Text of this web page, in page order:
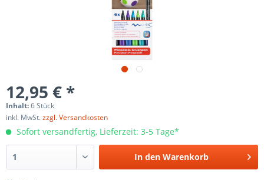
12,95 € *
Inhalt:6 Stück
inkl. MwSt.zzgl. Versandkosten
Sofort versandfertig, Lieferzeit: 3-5 Tage*
In den Warenkorb